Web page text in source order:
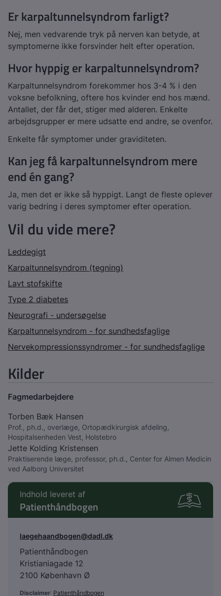
Er karpaltunnelsyndrom farligt?
Nej, men vedvarende tryk på nerven kan betyde, at
symptomerne ikke forsvinder helt efter operation.
Hvor hyppig er karpaltunnelsyndrom?
Karpaltunnelsyndrom forekommer hos 3-4 % i den
voksne befolkning, oftere hos kvinder end hos mænd.
Antallet, der får det, stiger med alderen. Enkelte
arbejdsgrupper er mere udsatte end andre, se ovenfor.
Enkelte får symptomer under graviditeten.
Kan jeg få karpaltunnelsyndrom mere
end én gang?
Ja, men det er ikke så hyppigt. Langt de fleste oplever
varig bedring i deres symptomer efter operation.
Vil du vide mere?
Leddegigt
Karpaltunnelsyndrom (tegning)
Lavt stofskifte
Type 2 diabetes
Neurografi - undersøgelse
Karpaltunnelsyndrom - for sundhedsfaglige
Nervekompressionssyndromer - for sundhedsfaglige
Kilder
Fagmedarbejdere
Torben Bæk Hansen
Prof., ph.d., overlæge, Ortopædkirurgisk afdeling,
Hospitalsenheden Vest, Holstebro
Jette Kolding Kristensen
Praktiserende læge, professor, ph.d., Center for Almen Medicin
ved Aalborg Universitet
Indhold leveret af
Patienthåndbogen
laegehaandbogen@dadl.dk
Patienthåndbogen
Kristianiagade 12
2100 København Ø
Disclaimer: Patienthåndbogen